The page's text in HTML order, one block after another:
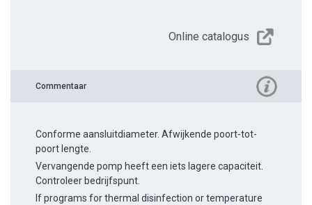
Online catalogus
Commentaar
Conforme aansluitdiameter. Afwijkende poort-tot-
poort lengte.
Vervangende pomp heeft een iets lagere capaciteit.
Controleer bedrijfspunt.
If programs for thermal disinfection or temperature